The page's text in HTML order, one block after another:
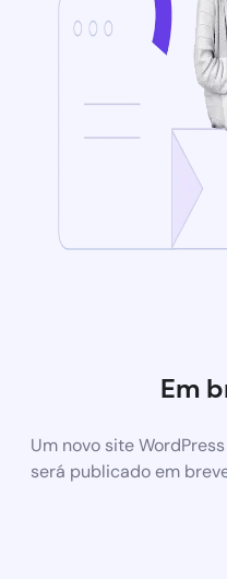
Em
Um novo site
será publicado em